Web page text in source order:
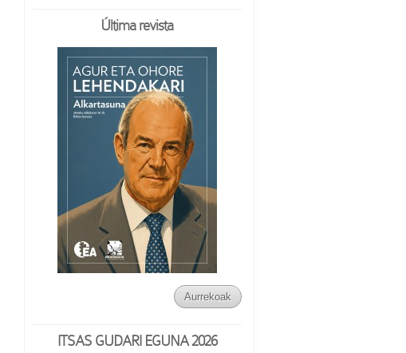
Última revista
Aurrekoak
ITSAS GUDARI EGUNA 2026